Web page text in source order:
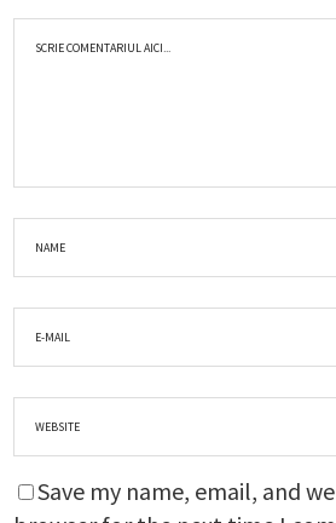
Save my name, email, and